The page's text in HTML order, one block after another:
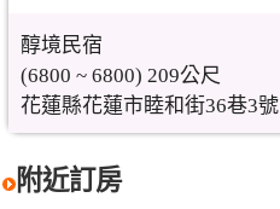
醇境民宿
(6800 ~ 6800) 209公尺
花蓮縣花蓮市睦和街36巷3號
附近訂房